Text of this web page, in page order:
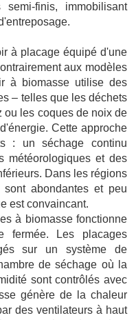
finis, immobilisant
à placage équipé d'une
aux modèles
à biomasse utilise des
– telles que les déchets
ou les coques de noix de
Cette approche
: un séchage continu
météorologiques et des
Dans les régions
abondantes et peu
est convaincant.
à biomasse fonctionne
fermée. Les placages
sur un système de
de séchage où la
sont contrôlés avec
génère de la chaleur
des ventilateurs à haut